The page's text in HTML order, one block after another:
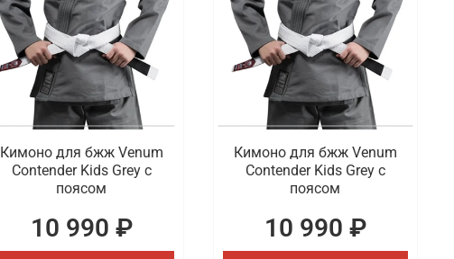
Кимоно для бжж Venum
Contender Kids Grey с
поясом
10 990 ₽
Кимоно для бжж Venum
Contender Kids Grey с
поясом
10 990 ₽